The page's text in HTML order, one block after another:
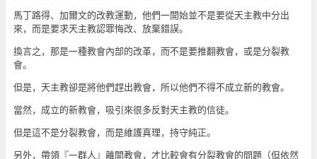
馬丁路得、加爾文的改教運動，他們一開始並不是要從天主教中分出
來，而是要求天主教認罪悔改、放棄錯誤。
換言之，那是一種教會內部的改革，而不是要推翻教會，或是分裂教
會。
但是，天主教卻是將他們趕出教會，所以他們不得不成立新的教會。
當然，成立的新教會，吸引來很多反對天主教的信徒。
但是這不是分裂教會，而是維護真理，持守純正。
另外，帶領『一群人』離開教會，才比較會有分裂教會的問題（但依然